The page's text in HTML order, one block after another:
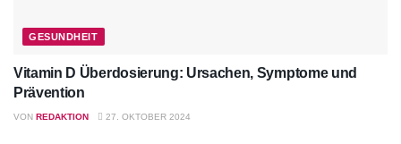
GESUNDHEIT
Vitamin D Überdosierung: Ursachen, Symptome und
Prävention
VON REDAKTION 27. OKTOBER 2024